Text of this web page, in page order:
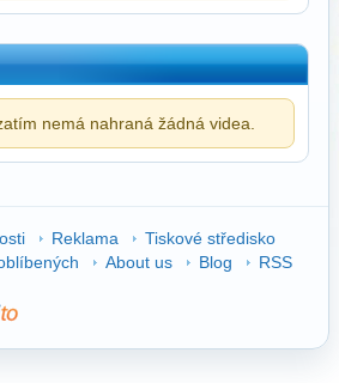
nemá nahraná žádná videa.
Reklama
Tiskové středisko
About us Blog
RSS